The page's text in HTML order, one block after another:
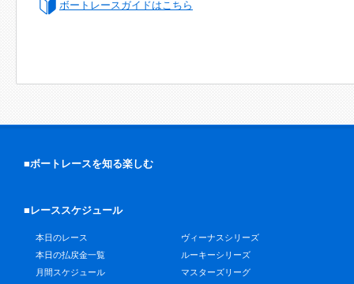
ボートレースガイドはこちら
■ボートレースを知る楽しむ
■レーススケジュール
本日のレース
本日の払戻金一覧
月間スケジュール
ヴィーナスシリーズ
ルーキーシリーズ
マスターズリーグ